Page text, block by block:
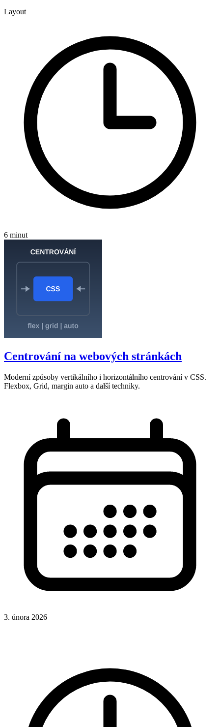
Layout
6 minut
Centrování na webových stránkách
Moderní způsoby vertikálního i horizontálního centrování v CSS.
Flexbox, Grid, margin auto a další techniky.
3. února 2026